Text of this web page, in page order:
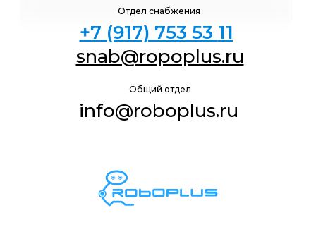
+7 (917) 753 53 11
snab@ropoplus.ru
info@roboplus.ru
Общий отдел
Отдел снабжения